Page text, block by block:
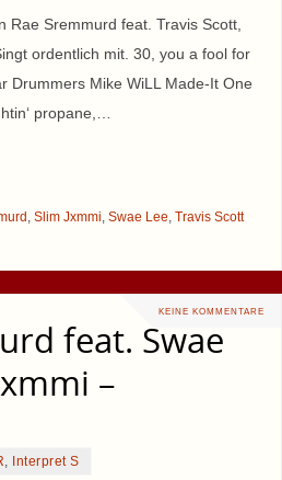
Rae Sremmurd feat. Travis Scott,
ordentlich mit. 30, you a fool for
Drummers Mike WiLL Made-It One
propane,…
, Slim Jxmmi, Swae Lee, Travis Scott
KEINE KOMMENTARE
feat. Swae
–
Interpret S